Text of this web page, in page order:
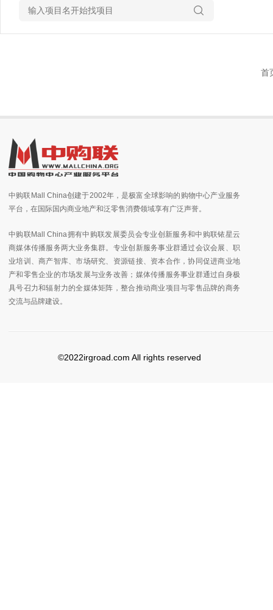
首
中购联Mall China创建于2002年，是极富全球影响的购物中心产业服务
平台，在国际国内商业地产和泛零售消费领域享有广泛声誉。
中购联Mall China拥有中购联发展委员会专业创新服务和中购联铱星云
商媒体传播服务两大业务集群。专业创新服务事业群通过会议会展、职
业培训、商产智库、市场研究、资源链接、资本合作，协同促进商业地
产和零售企业的市场发展与业务改善；媒体传播服务事业群通过自身极
具号召力和辐射力的全媒体矩阵，整合推动商业项目与零售品牌的商务
交流与品牌建设。
©2022irgroad.com All rights reserved